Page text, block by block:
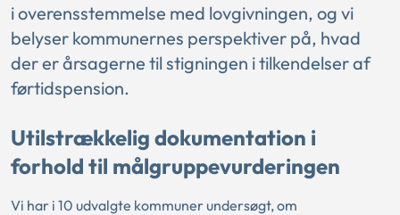
i overensstemmelse med lovgivningen, og vi
belyser kommunernes perspektiver på, hvad
der er årsagerne til stigningen i tilkendelser af
førtidspension.
Utilstrækkelig dokumentation i
forhold til målgruppevurderingen
Vi har i 10 udvalgte kommuner undersøgt, om